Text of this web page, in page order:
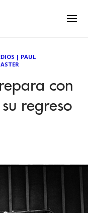
| PAUL
con
regreso